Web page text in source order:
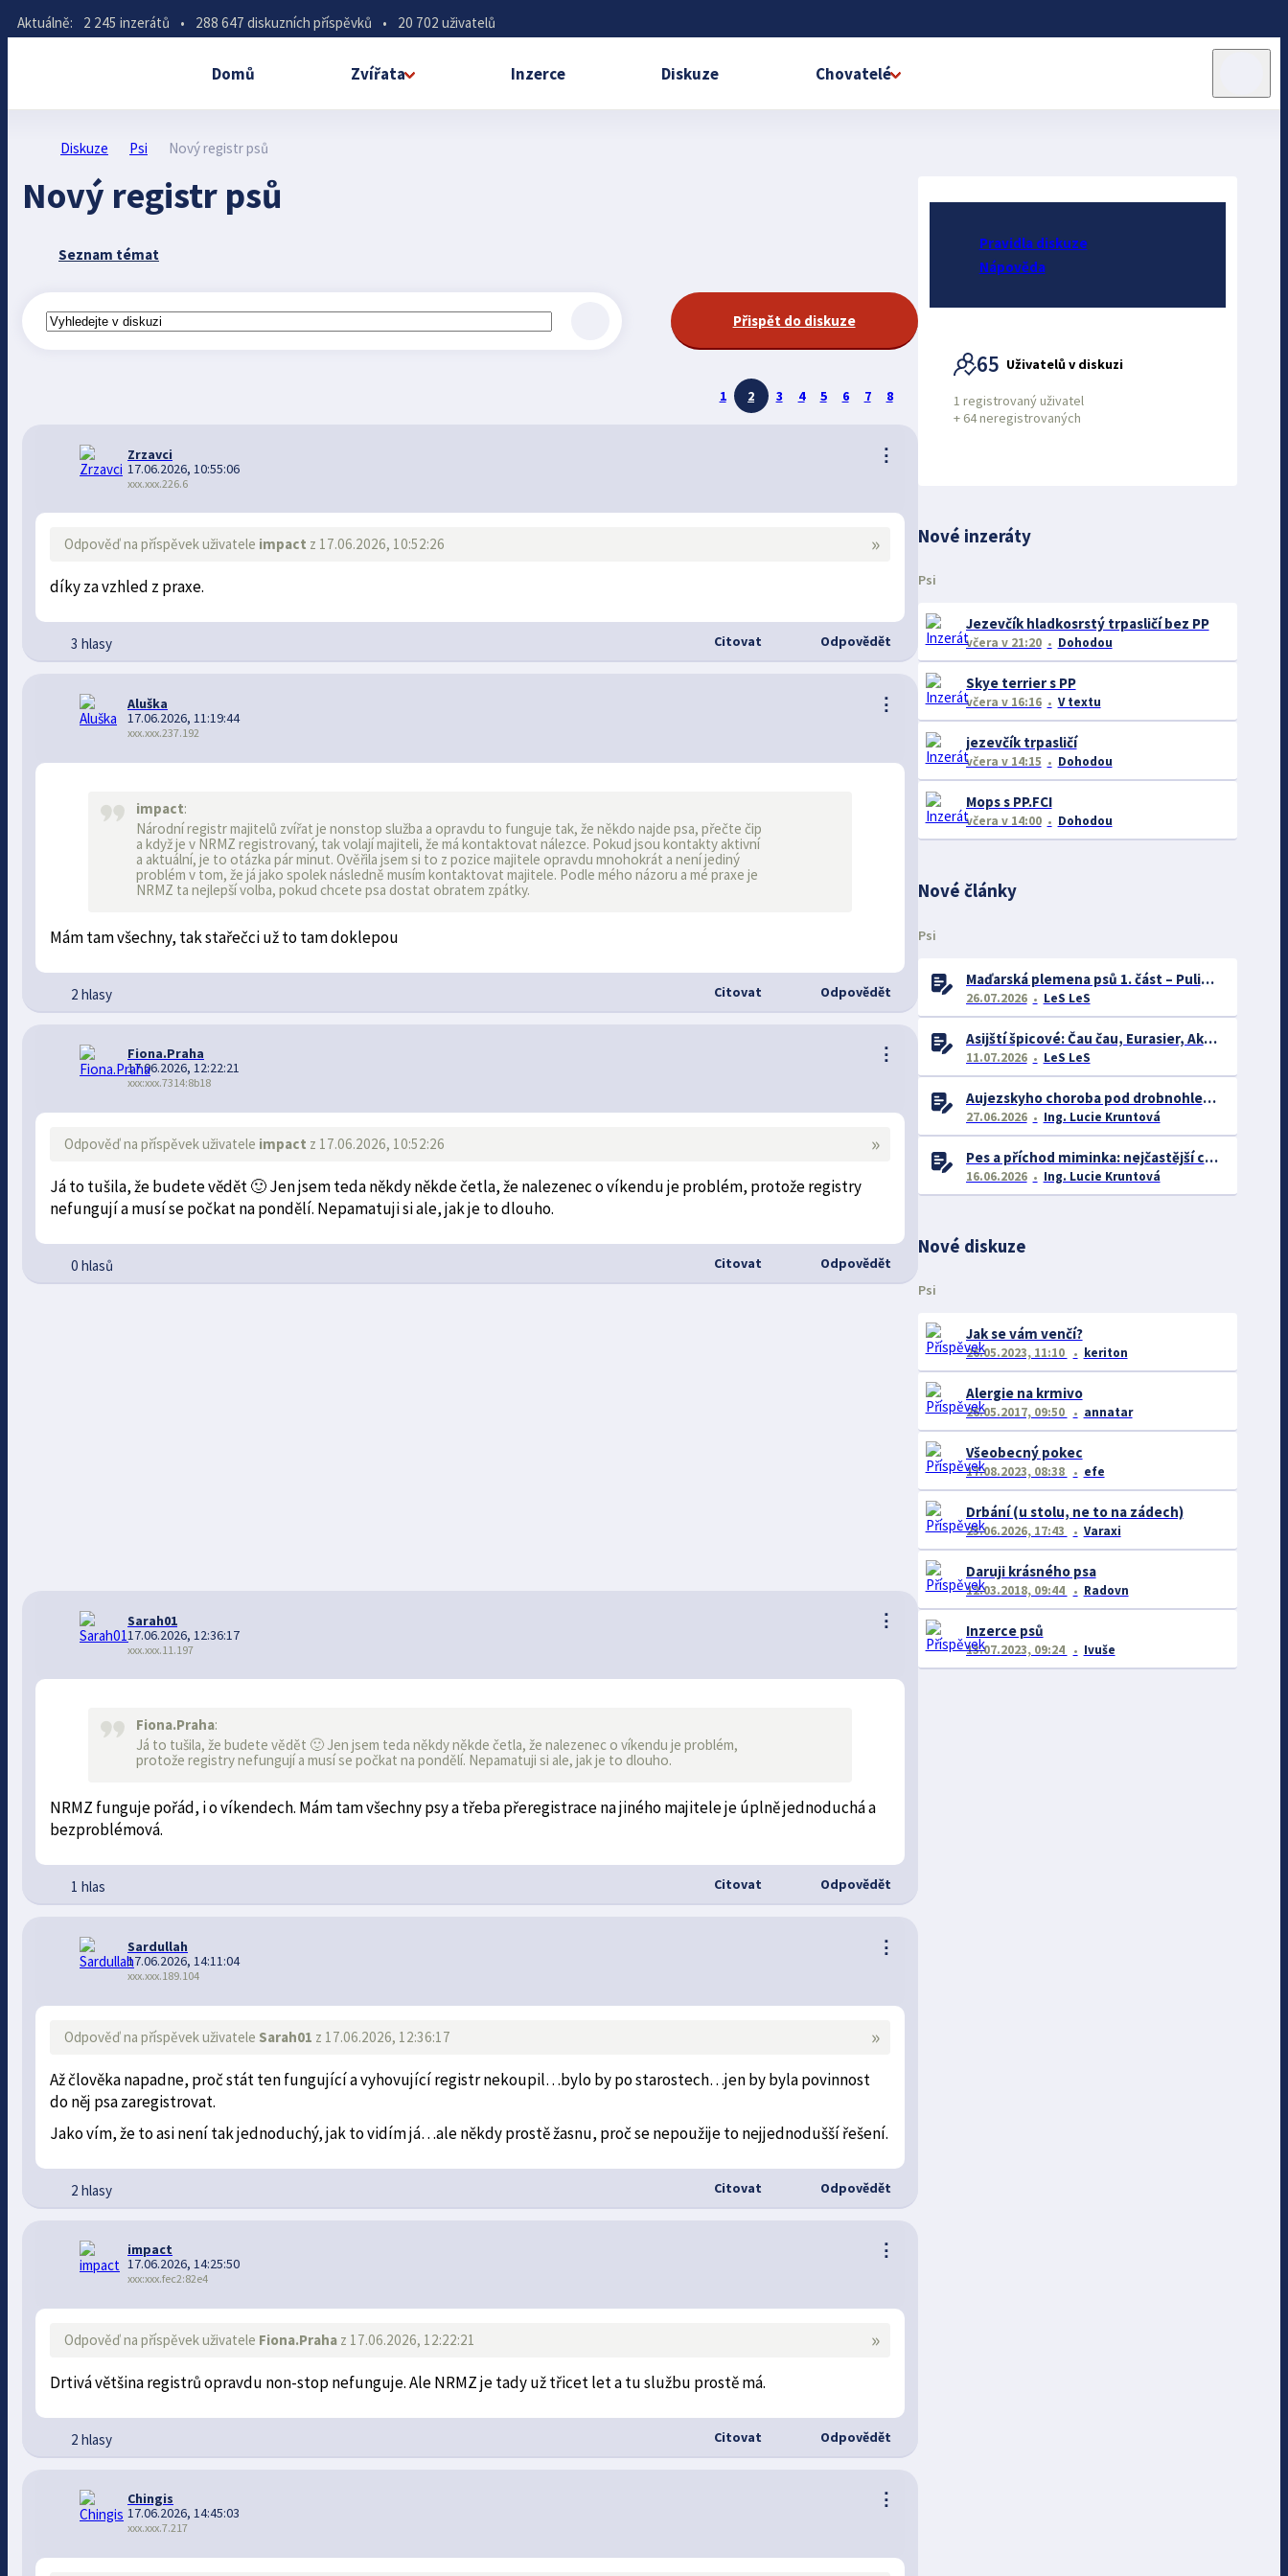
Aktuálně: 2 245 inzerátů • 288 647 diskuzních příspěvků • 20 702 uživatelů
Domů Zvířata Inzerce Diskuze Chovatelé
Diskuze Psi Nový registr psů
Nový registr psů
Seznam témat
Přispět do diskuze
1 2 3 4 5 6 7 8
⋮
Zrzavci
17.06.2026, 10:55:06
xxx.xxx.226.6
»
Odpověď na příspěvek uživatele impact z 17.06.2026, 10:52:26
díky za vzhled z praxe.
3 hlasy Citovat Odpovědět
⋮
Aluška
17.06.2026, 11:19:44
xxx.xxx.237.192
impact:
Národní registr majitelů zvířat je nonstop služba a opravdu to funguje tak, že někdo najde psa, přečte čip
a když je v NRMZ registrovaný, tak volají majiteli, že má kontaktovat nálezce. Pokud jsou kontakty aktivní
a aktuální, je to otázka pár minut. Ověřila jsem si to z pozice majitele opravdu mnohokrát a není jediný
problém v tom, že já jako spolek následně musím kontaktovat majitele. Podle mého názoru a mé praxe je
NRMZ ta nejlepší volba, pokud chcete psa dostat obratem zpátky.
Mám tam všechny, tak stařečci už to tam doklepou
2 hlasy Citovat Odpovědět
⋮
Fiona.Praha
17.06.2026, 12:22:21
xxx:xxx.7314:8b18
»
Odpověď na příspěvek uživatele impact z 17.06.2026, 10:52:26
Já to tušila, že budete vědět 🙂 Jen jsem teda někdy někde četla, že nalezenec o víkendu je problém, protože registry
nefungují a musí se počkat na pondělí. Nepamatuji si ale, jak je to dlouho.
0 hlasů Citovat Odpovědět
⋮
Sarah01
17.06.2026, 12:36:17
xxx.xxx.11.197
Fiona.Praha:
Já to tušila, že budete vědět 🙂 Jen jsem teda někdy někde četla, že nalezenec o víkendu je problém,
protože registry nefungují a musí se počkat na pondělí. Nepamatuji si ale, jak je to dlouho.
NRMZ funguje pořád, i o víkendech. Mám tam všechny psy a třeba přeregistrace na jiného majitele je úplně jednoduchá a
bezproblémová.
1 hlas Citovat Odpovědět
⋮
Sardullah
17.06.2026, 14:11:04
xxx.xxx.189.104
»
Odpověď na příspěvek uživatele Sarah01 z 17.06.2026, 12:36:17
Až člověka napadne, proč stát ten fungující a vyhovující registr nekoupil…bylo by po starostech…jen by byla povinnost
do něj psa zaregistrovat.
Jako vím, že to asi není tak jednoduchý, jak to vidím já…ale někdy prostě žasnu, proč se nepoužije to nejjednodušší řešení.
2 hlasy Citovat Odpovědět
⋮
impact
17.06.2026, 14:25:50
xxx:xxx.fec2:82e4
»
Odpověď na příspěvek uživatele Fiona.Praha z 17.06.2026, 12:22:21
Drtivá většina registrů opravdu non-stop nefunguje. Ale NRMZ je tady už třicet let a tu službu prostě má.
2 hlasy Citovat Odpovědět
⋮
Chingis
17.06.2026, 14:45:03
xxx.xxx.7.217
Pravidla diskuze
Nápověda
65 Uživatelů v diskuzi
1 registrovaný uživatel
+ 64 neregistrovaných
Nové inzeráty
Psi
Jezevčík hladkosrstý trpasličí bez PP
včera v 21:20 Dohodou
Skye terrier s PP
včera v 16:16 V textu
jezevčík trpasličí
včera v 14:15 Dohodou
Mops s PP.FCI
včera v 14:00 Dohodou
Nové články
Psi
Maďarská plemena psů 1. část – Puli, Komondor
26.07.2026 LeS LeS
Asijští špicové: Čau čau, Eurasier, Akita inu a další
11.07.2026 LeS LeS
Aujezskyho choroba pod drobnohledem: proč se o ní nyní mluví více než dříve
27.06.2026 Ing. Lucie Kruntová
Pes a příchod miminka: nejčastější chyby majitelů a jak se jim vyhnout
16.06.2026 Ing. Lucie Kruntová
Nové diskuze
Psi
Jak se vám venčí?
26.05.2023, 11:10 keriton
Alergie na krmivo
26.05.2017, 09:50 annatar
Všeobecný pokec
17.08.2023, 08:38 efe
Drbání (u stolu, ne to na zádech)
23.06.2026, 17:43 Varaxi
Daruji krásného psa
12.03.2018, 09:44 Radovn
Inzerce psů
13.07.2023, 09:24 Ivuše